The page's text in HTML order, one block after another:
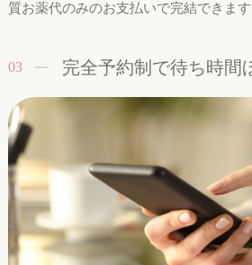
質お薬代のみのお支払いで完結できます
03 完全予約制で待ち時間